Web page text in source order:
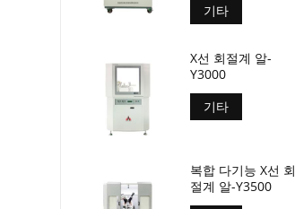
기타
X선 회절계 알-
Y3000
기타
복합 다기능 X선 회
절계 알-Y3500